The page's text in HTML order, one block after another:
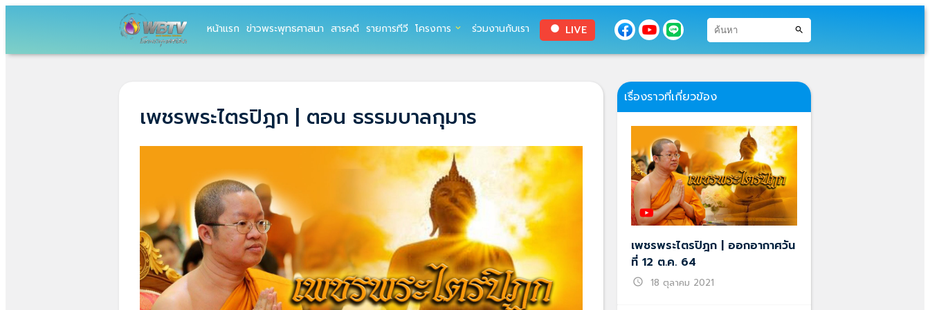
หน้าแรก ข่าวพระพุทธศาสนา สารคดี รายการทีวี โครงการ expand_more ร่วมงานกับเรา circle LIVE search
เพชรพระไตรปิฎก | ตอน ธรรมบาลกุมาร
เรื่องราวที่เกี่ยวข้อง
เพชรพระไตรปิฎก | ออกอากาศวัน
ที่ 12 ต.ค. 64
schedule 18 ตุลาคม 2021